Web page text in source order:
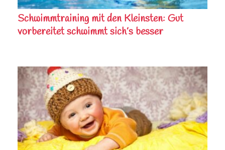
Schwimmtraining mit den Kleinsten: Gut
vorbereitet schwimmt sich’s besser